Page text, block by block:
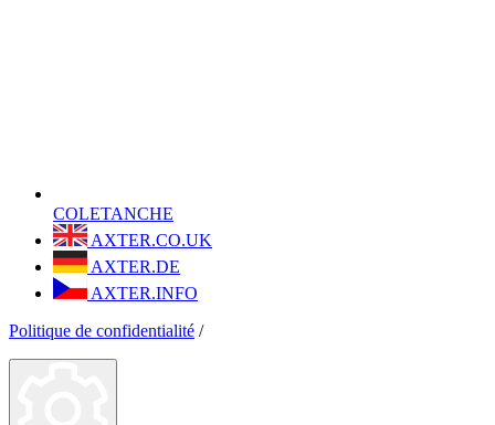
COLETANCHE
AXTER.CO.UK
AXTER.DE
AXTER.INFO
Politique de confidentialité /